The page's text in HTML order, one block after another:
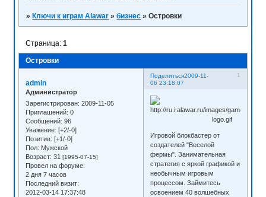
»Ключи к играм Alawar »бизнес »Островки
Островки
Страница:1
Поделиться 1
2009-11-
06 23:18:07
admin
Администратор
Зарегистрирован: 2009-11-05
Приглашений: 0
Сообщений: 96
Уважение: [+2/-0]
Позитив: [+1/-0]
Пол: Мужской
Возраст: 31[1995-07-15]
Провел на форуме:
2 дня 7 часов
Последний визит:
2012-03-14 17:37:48
Игровой блокбастер от
создателей "Веселой
фермы". Занимательная
стратегия с яркой графикой и
необычным игровым
процессом. Займитесь
освоением 40 волшебных